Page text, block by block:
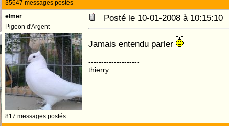
35647 messages postés
elmer
Pigeon d'Argent
817 messages postés
Posté le 10-01-2008 à
Jamais entendu parler
--------------------
thierry